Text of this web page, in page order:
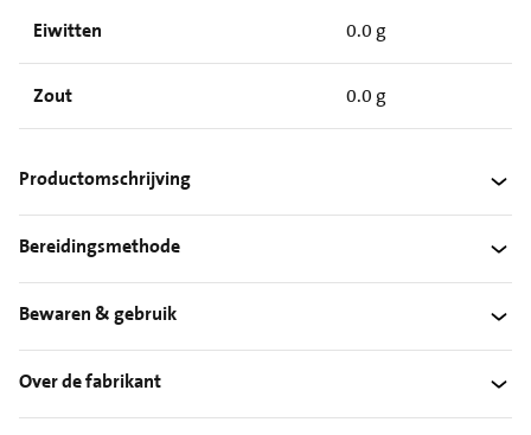
Eiwitten 0.0 g
Zout 0.0 g
Productomschrijving
Bereidingsmethode
Bewaren & gebruik
Over de fabrikant